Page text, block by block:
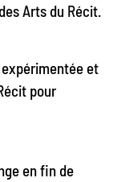
Arts du Récit.
et
pour
en fin de